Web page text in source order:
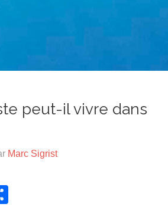
peut-il vivre dans
Marc Sigrist